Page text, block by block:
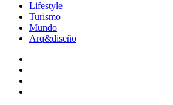
Lifestyle
Turismo
Mundo
Arq&diseño